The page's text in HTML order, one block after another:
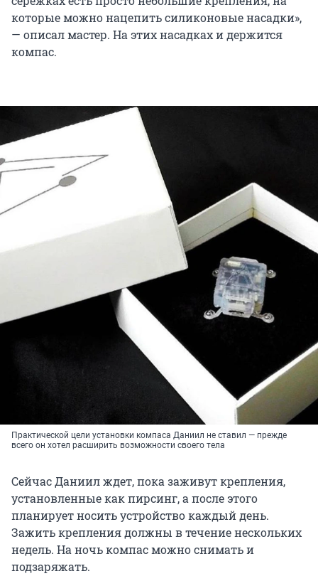
которые можно нацепить силиконовые насадки»,
— описал мастер. На этих насадках и держится
компас.
Практической цели установки компаса Даниил не ставил — прежде
всего он хотел расширить возможности своего тела
Сейчас Даниил ждет, пока заживут крепления,
установленные как пирсинг, а после этого
планирует носить устройство каждый день.
Зажить крепления должны в течение нескольких
недель. На ночь компас можно снимать и
подзаряжать.